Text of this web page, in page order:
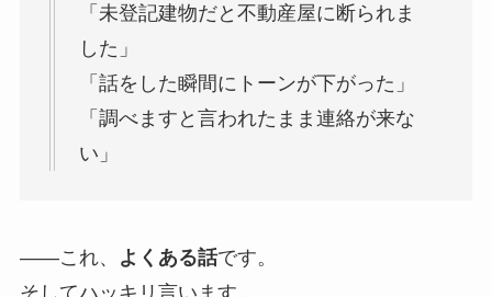
「未登記建物だと不動産屋に断られま
した」
「話をした瞬間にトーンが下がった」
「調べますと言われたまま連絡が来な
い」
――これ、 よくある話です。
そしてハッキリ言います。